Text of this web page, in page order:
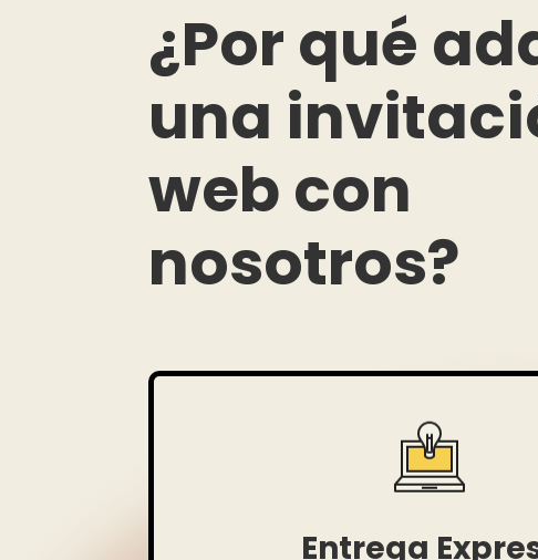
¿Por qué
una
web con
nosotros?
Entrega